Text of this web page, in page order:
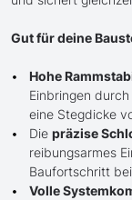
Gut für deine
Hohe
Einbringen
eine Stegdicke
Die präzise
reibungsarmes
Baufortschritt
Volle